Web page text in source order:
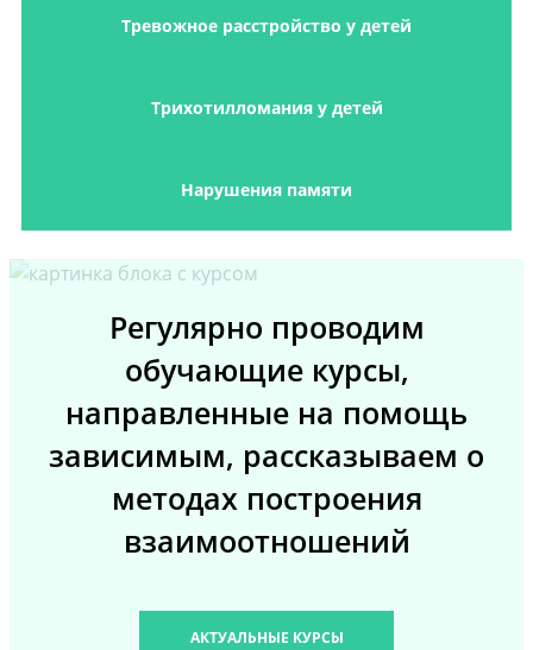
Тревожное расстройство у детей
Трихотилломания у детей
Нарушения памяти
Регулярно проводим
обучающие курсы,
направленные на помощь
зависимым, рассказываем о
методах построения
взаимоотношений
АКТУАЛЬНЫЕ КУРСЫ